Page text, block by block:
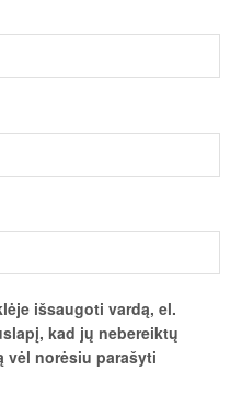
išsaugoti vardą, el.
kad jų nebereiktų
vėl norėsiu parašyti